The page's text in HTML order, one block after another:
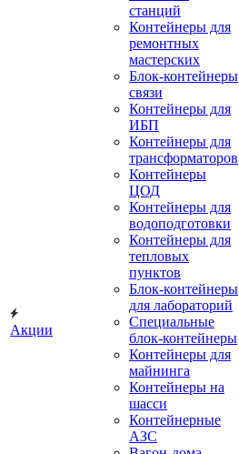
Акции
станций
Контейнеры для
ремонтных
мастерских
Блок-контейнеры
связи
Контейнеры для
ИБП
Контейнеры для
трансформаторов
Контейнеры
ЦОД
Контейнеры для
водоподготовки
Контейнеры для
тепловых
пунктов
Блок-контейнеры
для лабораторий
Специальные
блок-контейнеры
Контейнеры для
майнинга
Контейнеры на
шасси
Контейнерные
АЗС